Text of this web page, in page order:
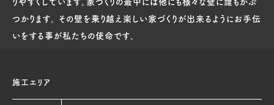
つかります。 その壁を乗り越え楽しい家づくりが出来るようにお手伝
いをする事が私たちの使命です。
施工エリア